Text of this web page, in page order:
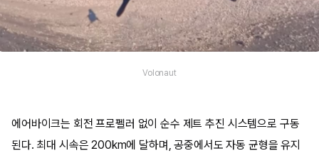
Volonaut
에어바이크는 회전 프로펠러 없이 순수 제트 추진 시스템으로 구동
된다. 최대 시속은 200km에 달하며, 공중에서도 자동 균형을 유지